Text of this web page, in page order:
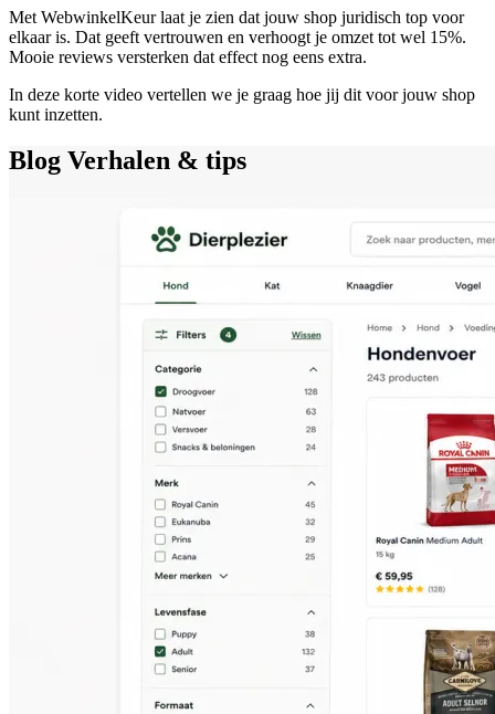
Met WebwinkelKeur laat je zien dat jouw shop juridisch top voor
elkaar is. Dat geeft vertrouwen en verhoogt je omzet tot wel 15%.
Mooie reviews versterken dat effect nog eens extra.
In deze korte video vertellen we je graag hoe jij dit voor jouw shop
kunt inzetten.
Blog Verhalen & tips